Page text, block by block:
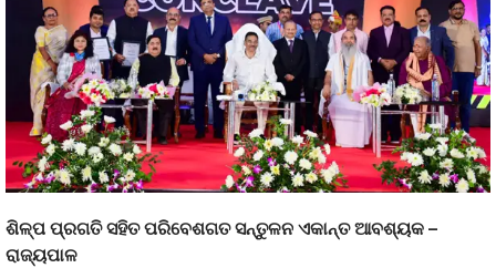
ଶିଳ୍ପ ପ୍ରଗତି ସହିତ ପରିବେଶଗତ ସନ୍ତୁଳନ ଏକାନ୍ତ ଆବଶ୍ୟକ –
ରାଜ୍ୟପାଳ